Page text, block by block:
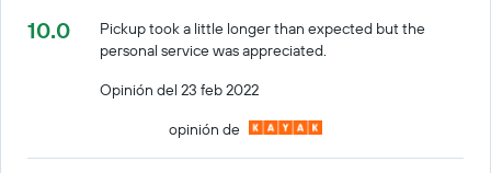
10.0
Pickup took a little longer than expected but the
personal service was appreciated.
Opinión del 23 feb 2022
opinión de